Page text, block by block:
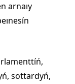
arnaıy
sottardyń,